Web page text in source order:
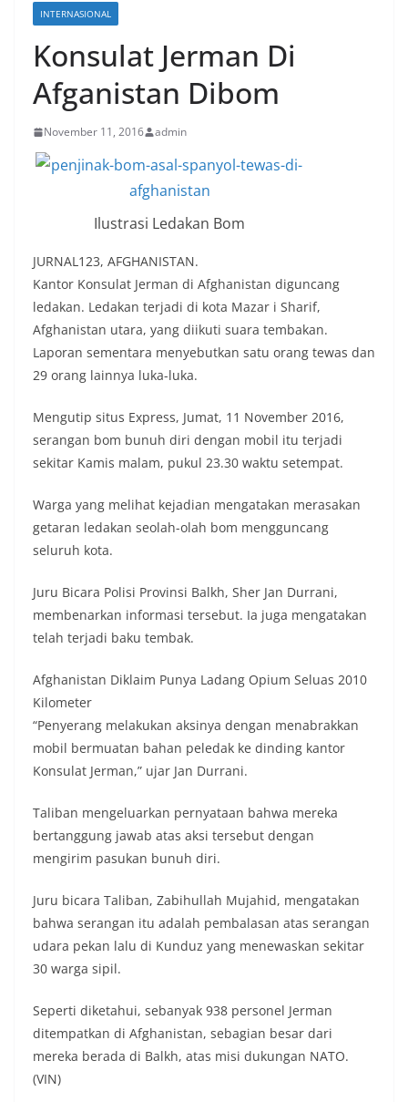
INTERNASIONAL
Konsulat Jerman Di
Afganistan Dibom
November 11, 2016 admin
Ilustrasi Ledakan Bom
JURNAL123, AFGHANISTAN.
Kantor Konsulat Jerman di Afghanistan diguncang
ledakan. Ledakan terjadi di kota Mazar i Sharif,
Afghanistan utara, yang diikuti suara tembakan.
Laporan sementara menyebutkan satu orang tewas dan
29 orang lainnya luka-luka.
Mengutip situs Express, Jumat, 11 November 2016,
serangan bom bunuh diri dengan mobil itu terjadi
sekitar Kamis malam, pukul 23.30 waktu setempat.
Warga yang melihat kejadian mengatakan merasakan
getaran ledakan seolah-olah bom mengguncang
seluruh kota.
Juru Bicara Polisi Provinsi Balkh, Sher Jan Durrani,
membenarkan informasi tersebut. Ia juga mengatakan
telah terjadi baku tembak.
Afghanistan Diklaim Punya Ladang Opium Seluas 2010
Kilometer
“Penyerang melakukan aksinya dengan menabrakkan
mobil bermuatan bahan peledak ke dinding kantor
Konsulat Jerman,” ujar Jan Durrani.
Taliban mengeluarkan pernyataan bahwa mereka
bertanggung jawab atas aksi tersebut dengan
mengirim pasukan bunuh diri.
Juru bicara Taliban, Zabihullah Mujahid, mengatakan
bahwa serangan itu adalah pembalasan atas serangan
udara pekan lalu di Kunduz yang menewaskan sekitar
30 warga sipil.
Seperti diketahui, sebanyak 938 personel Jerman
ditempatkan di Afghanistan, sebagian besar dari
mereka berada di Balkh, atas misi dukungan NATO.
(VIN)